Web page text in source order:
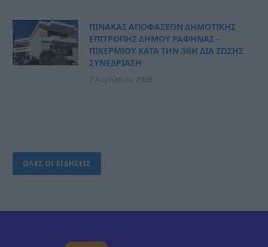
ΠΙΝΑΚΑΣ ΑΠΟΦΑΣΕΩΝ ΔΗΜΟΤΙΚΗΣ
ΕΠΙΤΡΟΠΗΣ ΔΗΜΟΥ ΡΑΦΗΝΑΣ –
ΠΙΚΕΡΜΙΟΥ ΚΑΤΑ ΤΗΝ 36Η ΔΙΑ ΖΩΣΗΣ
ΣΥΝΕΔΡΙΑΣΗ
7 Αυγούστου, 2026
ΟΛΕΣ ΟΙ ΕΙΔΗΣΕΙΣ